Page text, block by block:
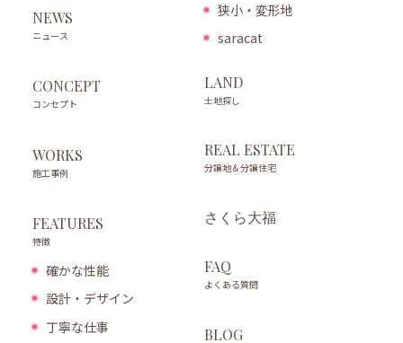
NEWS
ニュース
CONCEPT
コンセプト
WORKS
施工事例
FEATURES
特徴
確かな性能
設計・デザイン
丁寧な仕事
狭小・変形地
saracat
LAND
土地探し
REAL ESTATE
分譲地＆分譲住宅
さくら大福
FAQ
よくある質問
BLOG